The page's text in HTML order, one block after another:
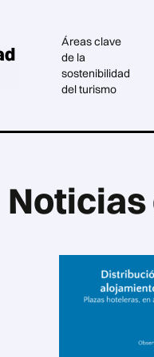
Áreas clave
de la
sostenibilidad
del turismo